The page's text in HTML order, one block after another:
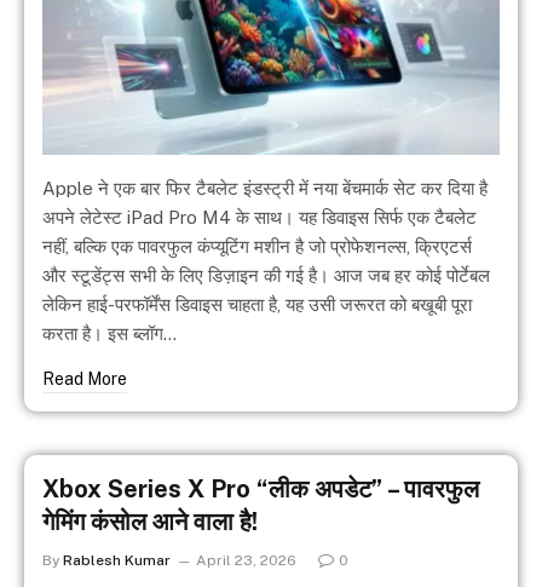
Apple ने एक बार फिर टैबलेट इंडस्ट्री में नया बेंचमार्क सेट कर दिया है
अपने लेटेस्ट iPad Pro M4 के साथ। यह डिवाइस सिर्फ एक टैबलेट
नहीं, बल्कि एक पावरफुल कंप्यूटिंग मशीन है जो प्रोफेशनल्स, क्रिएटर्स
और स्टूडेंट्स सभी के लिए डिज़ाइन की गई है। आज जब हर कोई पोर्टेबल
लेकिन हाई-परफॉर्मेंस डिवाइस चाहता है, यह उसी जरूरत को बखूबी पूरा
करता है। इस ब्लॉग…
Read More
Xbox Series X Pro “लीक अपडेट” – पावरफुल
गेमिंग कंसोल आने वाला है!
By Rablesh Kumar April 23, 2026 0